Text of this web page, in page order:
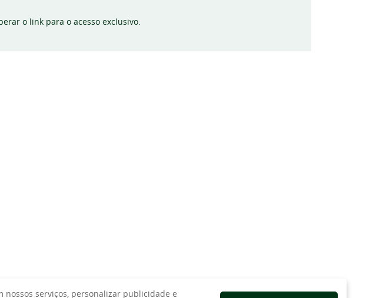
nossos serviços, personalizar publicidade e
o link para o acesso exclusivo.